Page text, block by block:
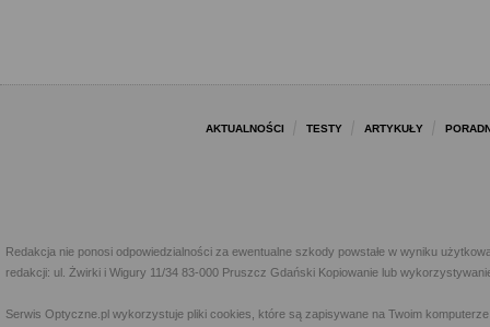
AKTUALNOŚCI TESTY ARTYKUŁY
Redakcja nie ponosi odpowiedzialności za ewentualne szkody powstałe w wyniku
redakcji: ul. Żwirki i Wigury 11/34 83-000 Pruszcz Gdański Kopiowanie lub
Serwis Optyczne.pl wykorzystuje pliki cookies, które są zapisywane na Twoim